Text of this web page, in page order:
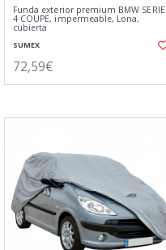
Funda exterior premium BMW SERIE
4 COUPE, impermeable, Lona,
cubierta
SUMEX
72,59€